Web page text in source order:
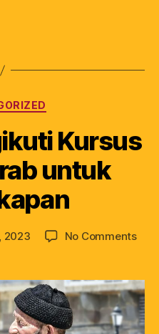
Kursus
untuk
2023 No Comments